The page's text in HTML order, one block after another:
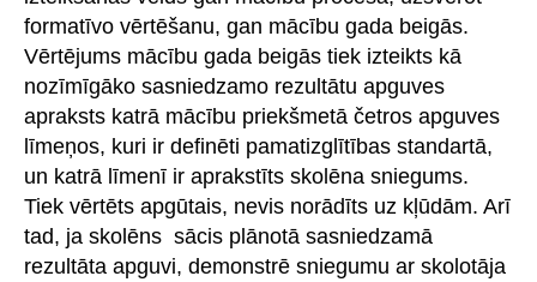
formatīvo vērtēšanu, gan mācību gada beigās.
Vērtējums mācību gada beigās tiek izteikts kā
nozīmīgāko sasniedzamo rezultātu apguves
apraksts katrā mācību priekšmetā četros apguves
līmeņos, kuri ir definēti pamatizglītības standartā,
un katrā līmenī ir aprakstīts skolēna sniegums.
Tiek vērtēts apgūtais, nevis norādīts uz kļūdām. Arī
tad, ja skolēns sācis plānotā sasniedzamā
rezultāta apguvi, demonstrē sniegumu ar skolotāja